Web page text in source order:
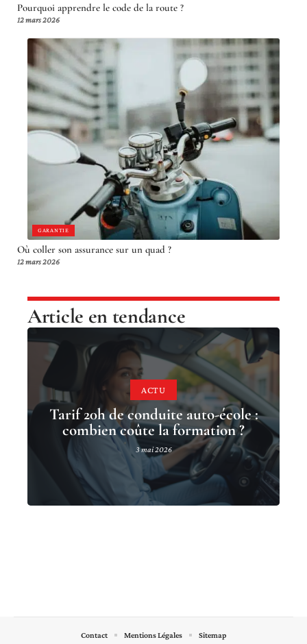
Pourquoi apprendre le code de la route ?
12 mars 2026
GARANTIE
Où coller son assurance sur un quad ?
12 mars 2026
Article en tendance
ACTU
Tarif 20h de conduite auto-école :
combien coûte la formation ?
3 mai 2026
Contact Mentions Légales Sitemap